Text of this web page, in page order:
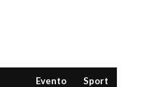
Evento Sport